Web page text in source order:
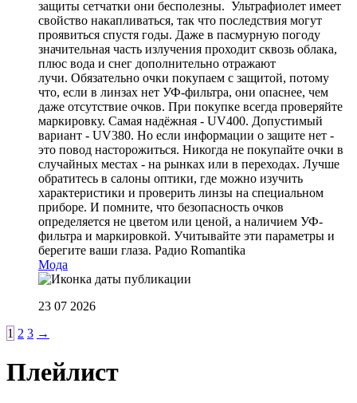
защиты сетчатки они бесполезны. Ультрафиолет имеет
свойство накапливаться, так что последствия могут
проявиться спустя годы. Даже в пасмурную погоду
значительная часть излучения проходит сквозь облака,
плюс вода и снег дополнительно отражают
лучи. Обязательно очки покупаем с защитой, потому
что, если в линзах нет УФ-фильтра, они опаснее, чем
даже отсутствие очков. При покупке всегда проверяйте
маркировку. Самая надёжная - UV400. Допустимый
вариант - UV380. Но если информации о защите нет -
это повод насторожиться. Никогда не покупайте очки в
случайных местах - на рынках или в переходах. Лучше
обратитесь в салоны оптики, где можно изучить
характеристики и проверить линзы на специальном
приборе. И помните, что безопасность очков
определяется не цветом или ценой, а наличием УФ-
фильтра и маркировкой. Учитывайте эти параметры и
берегите ваши глаза. Радио Romantika
Мода
23 07 2026
1 2 3 →
Плейлист